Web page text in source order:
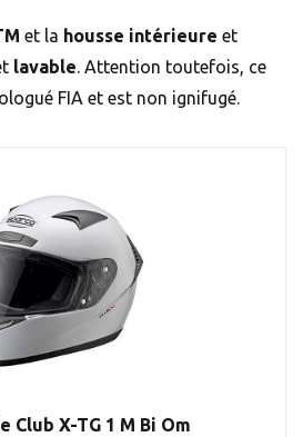
et la housse intérieure et
lavable. Attention toutefois, ce
FIA et est non ignifugé.
Club X-TG 1 M Bi Om